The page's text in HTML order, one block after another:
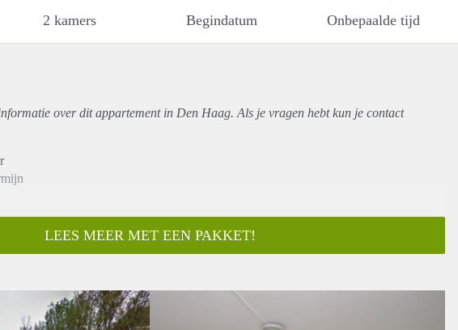
2 kamers Begindatum Onbepaalde tijd
over ditappartementin Den Haag. Als je vragen hebt kun je contact
van de Eigenaar
LEES MEER MET EEN PAKKET!